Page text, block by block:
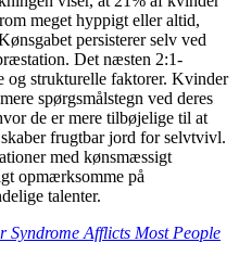
meget hyppigt eller altid,
persisterer selv ved
Det næsten 2:1-
og strukturelle faktorer. Kvinder
spørgsmålstegn ved deres
de er mere tilbøjelige til at
frugtbar jord for selvtvivl.
med kønsmæssigt
opmærksomme på
talenter.
Syndrome Afflicts Most People